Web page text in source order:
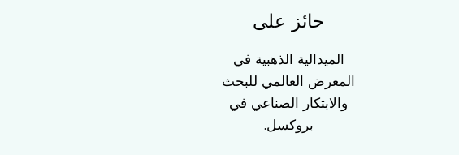
حائز على
الميدالية الذهبية في
المعرض العالمي للبحث
والابتكار الصناعي في
بروكسل.